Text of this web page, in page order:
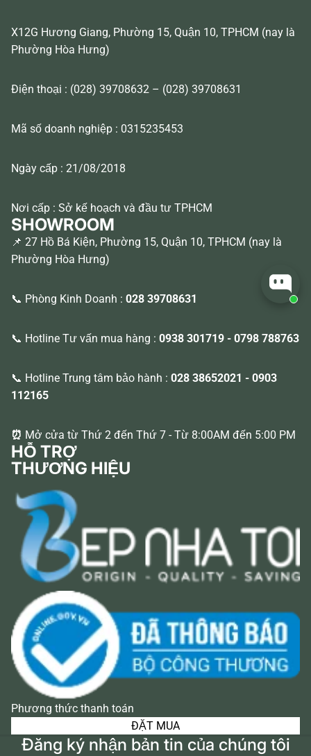
X12G Hương Giang, Phường 15, Quận 10, TPHCM (nay là
Phường Hòa Hưng)
Điện thoại : (028) 39708632 – (028) 39708631
Mã số doanh nghiệp : 0315235453
Ngày cấp : 21/08/2018
Nơi cấp : Sở kế hoạch và đầu tư TPHCM
SHOWROOM
📌 27 Hồ Bá Kiện, Phường 15, Quận 10, TPHCM (nay là
Phường Hòa Hưng)
📞 Phòng Kinh Doanh : 028 39708631
📞 Hotline Tư vấn mua hàng : 0938 301719 - 0798 788763
📞 Hotline Trung tâm bảo hành : 028 38652021 - 0903
112165
⏰ Mở cửa từ Thứ 2 đến Thứ 7 - Từ 8:00AM đến 5:00 PM
HỖ TRỢ
THƯƠNG HIỆU
Phương thức thanh toán
ĐẶT MUA
Đăng ký nhận bản tin của chúng tôi